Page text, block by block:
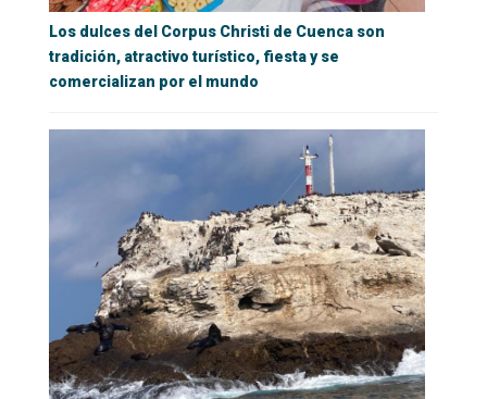
Los dulces del Corpus Christi de Cuenca son
tradición, atractivo turístico, fiesta y se
comercializan por el mundo